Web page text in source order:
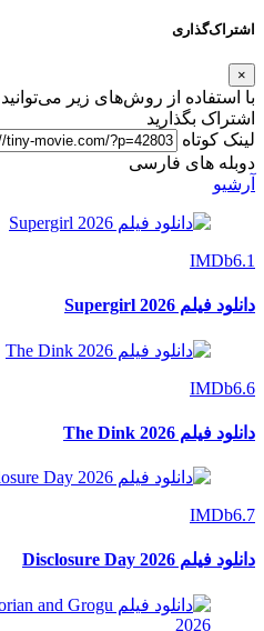
اشتراک‌گذاری
×
با استفاده از روش‌های زیر
اشتراک بگذارید
لینک کوتاه
دوبله های فارسی
آرشیو
IMDb6.1
دانلود فیلم Supergirl 2026
IMDb6.6
دانلود فیلم The Dink 2026
IMDb6.7
دانلود فیلم Disclosure Day 2026